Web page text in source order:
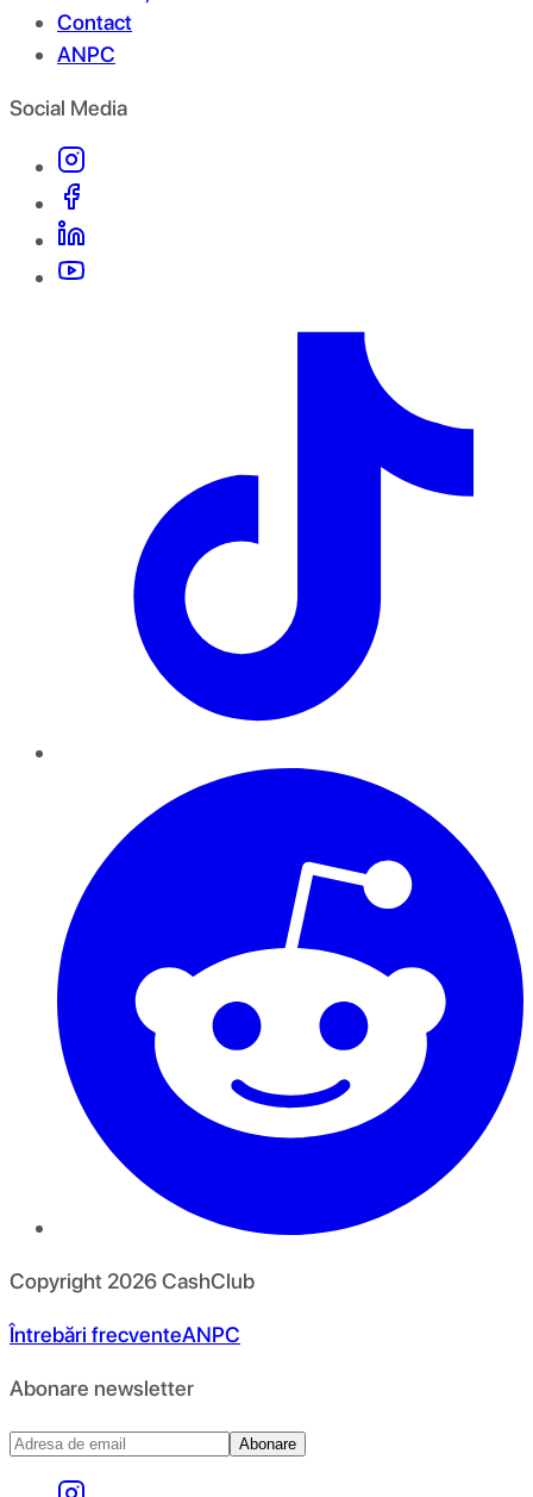
Contact
ANPC
Social Media
Copyright 2026CashClub
Întrebări frecventeANPC
Abonare newsletter
Abonare